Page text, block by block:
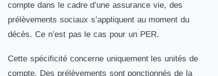
compte dans le cadre d’une assurance vie, des
prélèvements sociaux s’appliquent au moment du
décès. Ce n’est pas le cas pour un PER.
Cette spécificité concerne uniquement les unités de
compte. Des prélèvements sont ponctionnés de la